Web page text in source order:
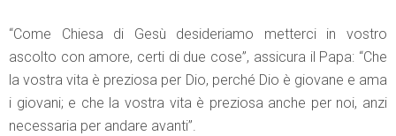
“Come Chiesa di Gesù desideriamo metterci in vostro
ascolto con amore, certi di due cose”, assicura il Papa: “Che
la vostra vita è preziosa per Dio, perché Dio è giovane e ama
i giovani; e che la vostra vita è preziosa anche per noi, anzi
necessaria per andare avanti”.